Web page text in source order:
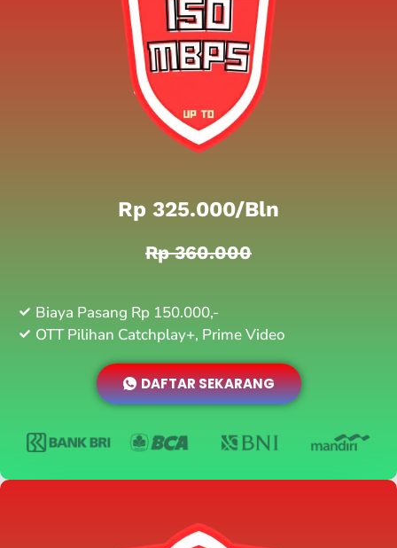
Rp 325.000/bln
Rp 360.000
Biaya Pasang Rp 150.000,-
OTT Pilihan Catchplay+, Prime Video
DAFTAR SEKARANG